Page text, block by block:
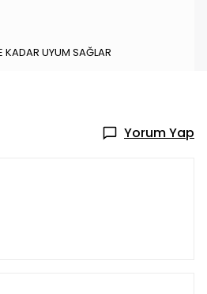
UYUM SAĞLAR
Yorum Yap